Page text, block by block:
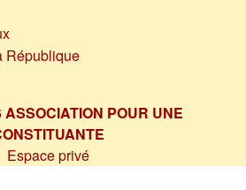
République
ASSOCIATION POUR UNE
Espace privé